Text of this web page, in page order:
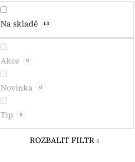
Na skladě 13
Akce 0
Novinka 0
Tip 0
ROZBALIT FILTR